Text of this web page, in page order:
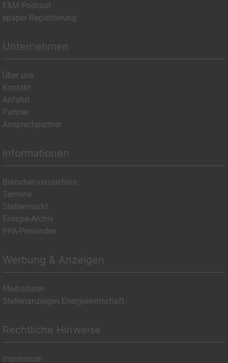
E&M Podcast
epaper Registrierung
Unternehmen
Über uns
Kontakt
Anfahrt
Partner
Ansprechpartner
Informationen
Branchenverzeichnis
Termine
Stellenmarkt
Energie-Archiv
PPA-Preisindex
Werbung & Anzeigen
Mediadaten
Stellenanzeigen Energiewirtschaft
Rechtliche Hinweise
Impressum